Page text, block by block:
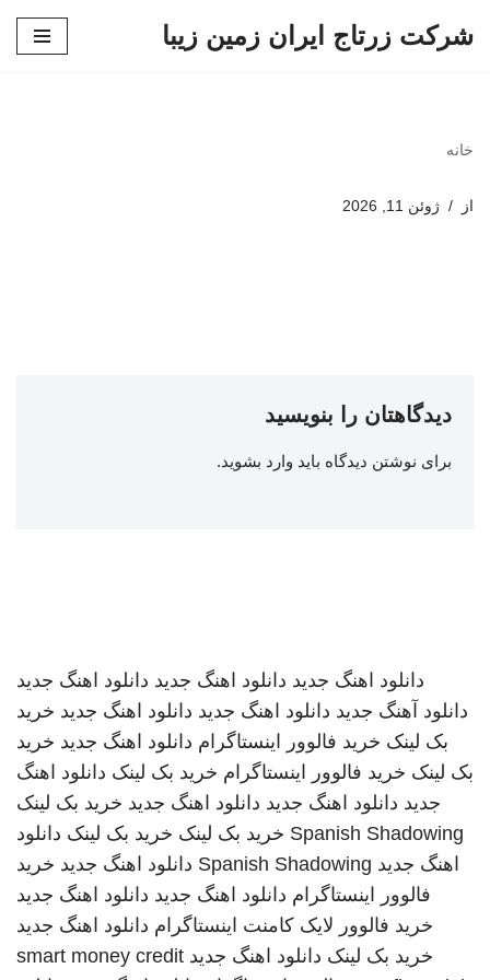
شرکت زرتاج ایران زمین زیبا
خانه
از ژوئن 11, 2026
دیدگاهتان را بنویسید
برای نوشتن دیدگاه باید وارد بشوید.
دانلود اهنگ جدید دانلود اهنگ جدید دانلود اهنگ جدید
دانلود آهنگ جدید دانلود اهنگ جدید دانلود اهنگ جدید خرید
بک لینک خرید فالوور اینستاگرام دانلود اهنگ جدید خرید
بک لینک خرید فالوور اینستاگرام خرید بک لینک دانلود اهنگ
جدید دانلود اهنگ جدید دانلود اهنگ جدید خرید بک لینک
Spanish Shadowing خرید بک لینک خرید بک لینک دانلود
اهنگ جدید Spanish Shadowing دانلود اهنگ جدید خرید
فالوور اینستاگرام دانلود اهنگ جدید دانلود اهنگ جدید
خرید فالوور لایک کامنت اینستاگرام دانلود اهنگ جدید
خرید بک لینک دانلود اهنگ جدید smart money credit